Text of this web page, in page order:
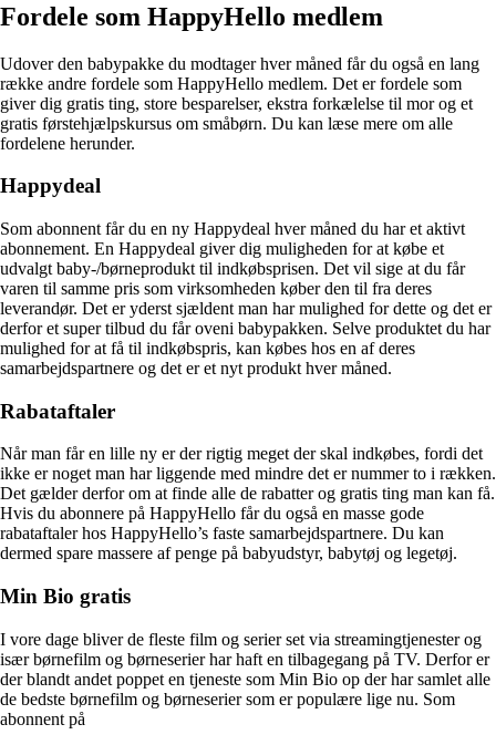
Fordele som HappyHello medlem
Udover den babypakke du modtager hver måned får du også en lang
række andre fordele som HappyHello medlem. Det er fordele som
giver dig gratis ting, store besparelser, ekstra forkælelse til mor og et
gratis førstehjælpskursus om småbørn. Du kan læse mere om alle
fordelene herunder.
Happydeal
Som abonnent får du en ny Happydeal hver måned du har et aktivt
abonnement. En Happydeal giver dig muligheden for at købe et
udvalgt baby-/børneprodukt til indkøbsprisen. Det vil sige at du får
varen til samme pris som virksomheden køber den til fra deres
leverandør. Det er yderst sjældent man har mulighed for dette og det er
derfor et super tilbud du får oveni babypakken. Selve produktet du har
mulighed for at få til indkøbspris, kan købes hos en af deres
samarbejdspartnere og det er et nyt produkt hver måned.
Rabataftaler
Når man får en lille ny er der rigtig meget der skal indkøbes, fordi det
ikke er noget man har liggende med mindre det er nummer to i rækken.
Det gælder derfor om at finde alle de rabatter og gratis ting man kan få.
Hvis du abonnere på HappyHello får du også en masse gode
rabataftaler hos HappyHello’s faste samarbejdspartnere. Du kan
dermed spare massere af penge på babyudstyr, babytøj og legetøj.
Min Bio gratis
I vore dage bliver de fleste film og serier set via streamingtjenester og
især børnefilm og børneserier har haft en tilbagegang på TV. Derfor er
der blandt andet poppet en tjeneste som Min Bio op der har samlet alle
de bedste børnefilm og børneserier som er populære lige nu. Som
abonnent på